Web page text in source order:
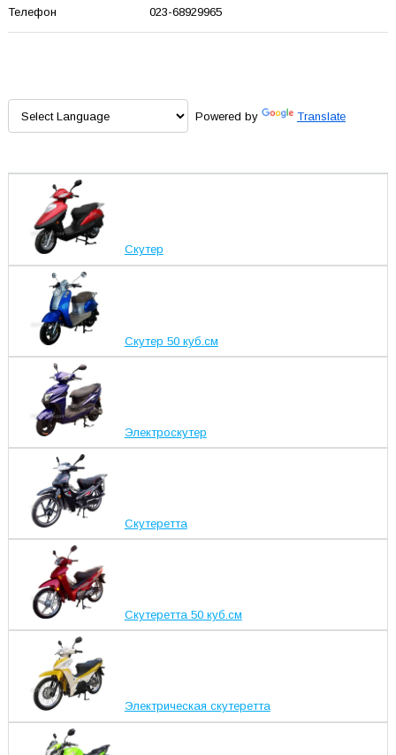
Телефон 023-68929965
Powered by Translate
Скутер
Скутер 50 куб.см
Электроскутер
Скутеретта
Скутеретта 50 куб.см
Электрическая скутеретта